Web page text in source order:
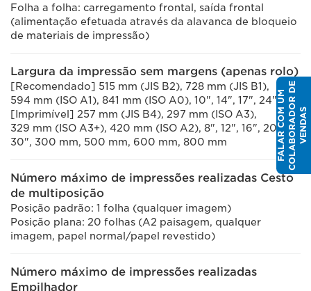
Folha a folha: carregamento frontal, saída frontal
(alimentação efetuada através da alavanca de bloqueio
de materiais de impressão)
Largura da impressão sem margens (apenas rolo)
[Recomendado] 515 mm (JIS B2), 728 mm (JIS B1),
594 mm (ISO A1), 841 mm (ISO A0), 10", 14", 17", 24", 36"
[Imprimível] 257 mm (JIS B4), 297 mm (ISO A3),
329 mm (ISO A3+), 420 mm (ISO A2), 8", 12", 16", 20",
30", 300 mm, 500 mm, 600 mm, 800 mm
Número máximo de impressões realizadas Cesto
de multiposição
Posição padrão: 1 folha (qualquer imagem)
Posição plana: 20 folhas (A2 paisagem, qualquer
imagem, papel normal/papel revestido)
Número máximo de impressões realizadas
Empilhador
F
A
L
A
R
C
O M
U
M
C
O
L
A
B
O
R
A
D
O
R
DE
V
E
N
D
A S